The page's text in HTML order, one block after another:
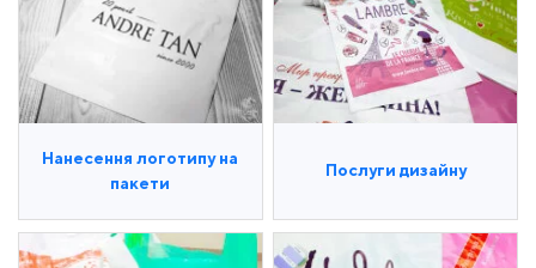
Нанесення логотипу на
пакети
Послуги дизайну